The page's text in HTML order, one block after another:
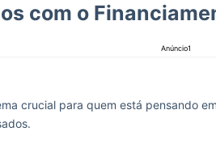
com o
Anúncio1
crucial para quem está pensando